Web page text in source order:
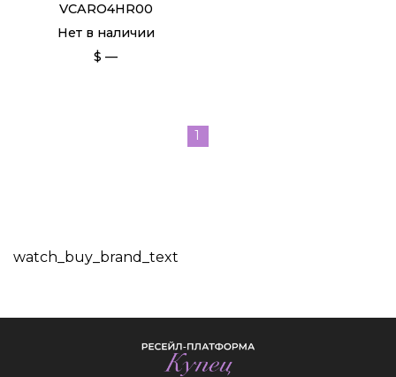
VCARO4HR00
Нет в наличии
$ —
1
watch_buy_brand_text